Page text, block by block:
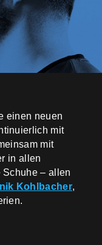
einen neuen
mit
mit
in allen
– allen
Kohlbacher,